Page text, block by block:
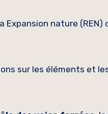
Expansion nature
sur les éléments et